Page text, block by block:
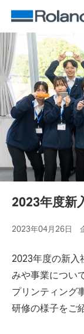
2023年度新
2023年04月26日
2023年度の新入
みや事業につい
プリンティング
研修の様子をご